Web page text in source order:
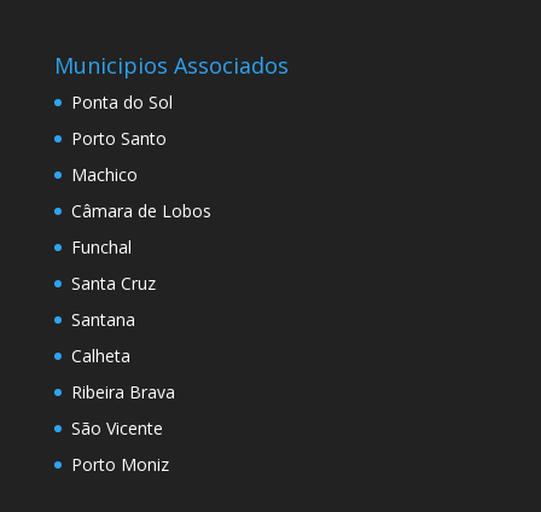
Municipios Associados
Ponta do Sol
Porto Santo
Machico
Câmara de Lobos
Funchal
Santa Cruz
Santana
Calheta
Ribeira Brava
São Vicente
Porto Moniz